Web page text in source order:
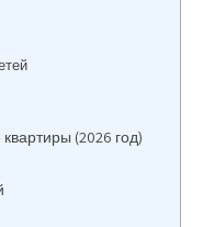
(2026 год)